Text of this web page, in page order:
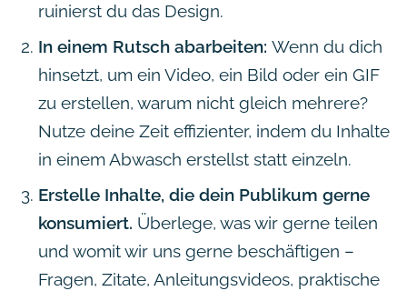
ruinierst du das Design.
In einem Rutsch abarbeiten: Wenn du dich
hinsetzt, um ein Video, ein Bild oder ein GIF
zu erstellen, warum nicht gleich mehrere?
Nutze deine Zeit effizienter, indem du Inhalte
in einem Abwasch erstellst statt einzeln.
Erstelle Inhalte, die dein Publikum gerne
konsumiert. Überlege, was wir gerne teilen
und womit wir uns gerne beschäftigen –
Fragen, Zitate, Anleitungsvideos, praktische